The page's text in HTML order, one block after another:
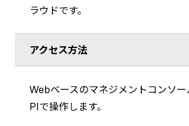
ラウドです。
アクセス方法
Webベースのマネジメントコンソ
PIで操作します。